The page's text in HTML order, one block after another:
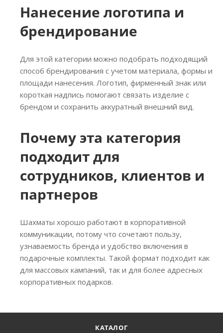
Нанесение логотипа и
брендирование
Для этой категории можно подобрать подходящий
способ брендирования с учетом материала, формы и
площади нанесения. Логотип, фирменный знак или
короткая надпись помогают связать изделие с
брендом и сохранить аккуратный внешний вид.
Почему эта категория
подходит для
сотрудников, клиентов и
партнеров
Шахматы хорошо работают в корпоративной
коммуникации, потому что сочетают пользу,
узнаваемость бренда и удобство включения в
подарочные комплекты. Такой формат подходит как
для массовых кампаний, так и для более адресных
корпоративных подарков.
КАТАЛОГ